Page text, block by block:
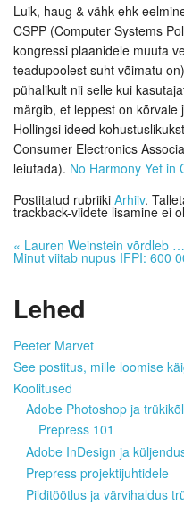
Luik, haug & vähk ehk
CSPP (Computer Systems
kongressi plaanidele muuta
teadupoolest suht võimatu
pühalikult nii selle kui
märgib, et leppest on kõrvale
Hollingsi ideed
Consumer Electronics
leiutada). No Harmony Yet in
Postitatud rubriiki Arhiiv.
trackback-viidete lisamine ei
« Lauren Weinstein võrdleb …
Minut viitab nupus IFPI: 600
Lehed
Peeter Marvet
See postitus, mille loomise
Koolitused
Adobe Photoshop ja
Prepress 101
Adobe InDesign ja
Prepress projektijuhtidele
Pilditöötlus ja värvihaldus